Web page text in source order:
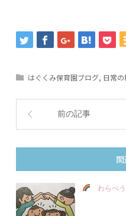
はぐくみ保育園ブログ, 日常
前の記事
わらべう